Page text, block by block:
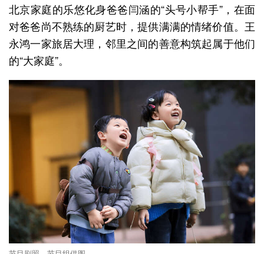
北京家庭的乐悠化身爸爸闫涵的“头号小帮手”，在面
对爸爸尚不熟练的厨艺时，提供满满的情绪价值。王
永鸿一家旅居大理，邻里之间的善意构筑起属于他们
的“大家庭”。